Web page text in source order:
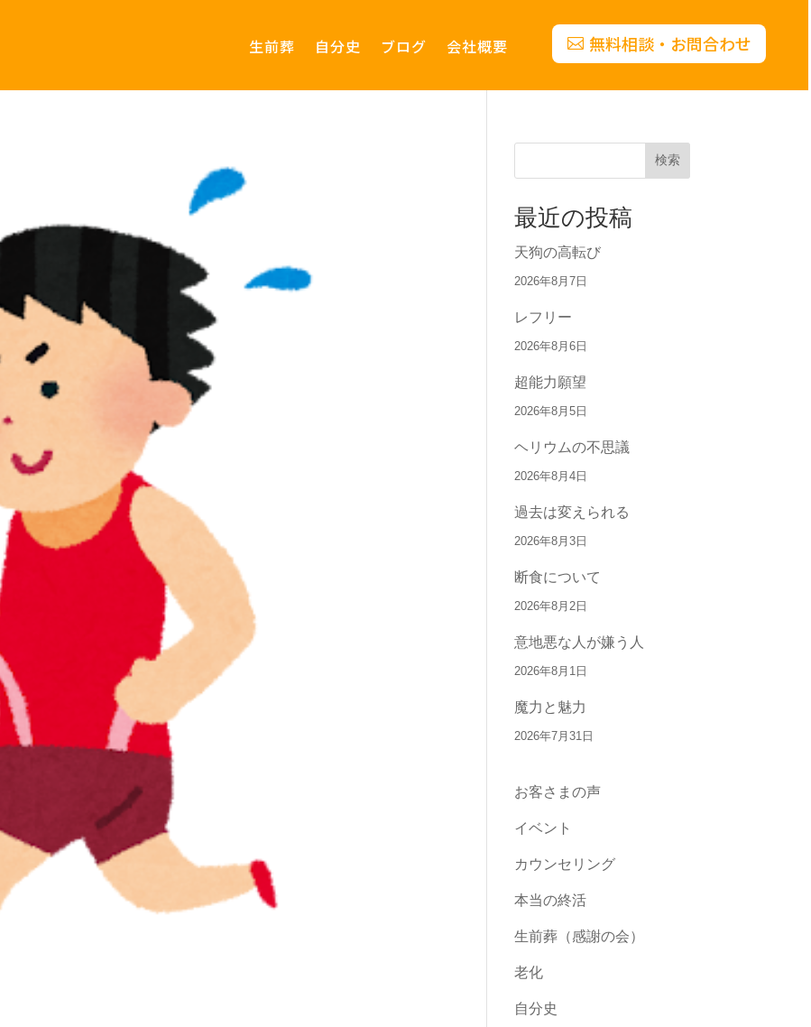
生前葬 自分史 ブログ 会社概要 無料相談・お問合わせ
検索
最近の投稿
天狗の高転び
2026年8月7日
レフリー
2026年8月6日
超能力願望
2026年8月5日
ヘリウムの不思議
2026年8月4日
過去は変えられる
2026年8月3日
断食について
2026年8月2日
意地悪な人が嫌う人
2026年8月1日
魔力と魅力
2026年7月31日
お客さまの声
イベント
カウンセリング
本当の終活
生前葬（感謝の会）
老化
自分史